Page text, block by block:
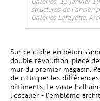
structures de l’ancien
Galeries Lafayette.
Sur ce cadre en béton
double révolution, placé
mur du premier magasin.
de rattraper les
bâtiments. Le vaste hall
l’escalier - l’emblème